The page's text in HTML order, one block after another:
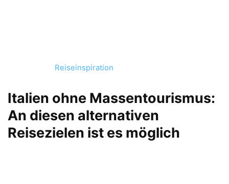
Reiseinspiration
Italien ohne Massentourismus:
An diesen alternativen
Reisezielen ist es möglich